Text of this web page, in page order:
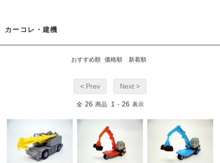
カーコレ・建機
おすすめ順 価格順 新着順
< Prev Next >
全 26 商品 1 - 26 表示